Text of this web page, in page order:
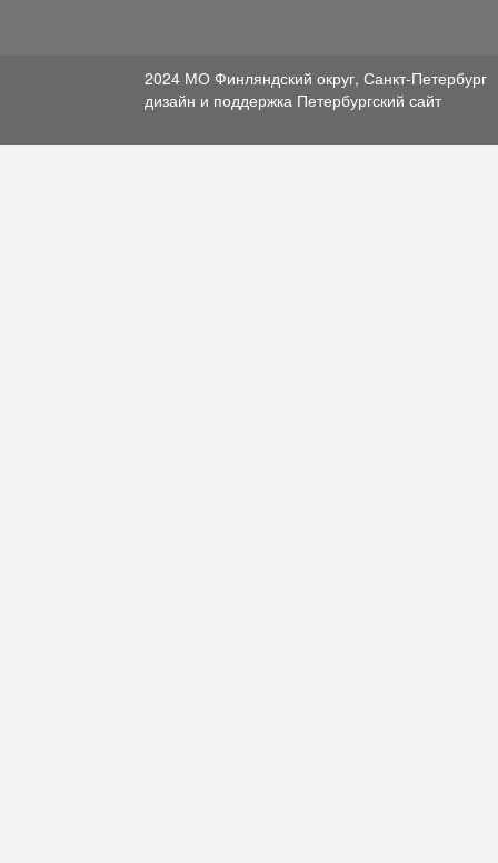
2024 МО Финляндский округ, Санкт-Петербург
дизайн и поддержка Петербургский сайт